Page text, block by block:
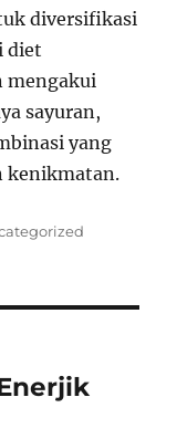
diversifikasi
diet
mengakui
sayuran,
yang
kenikmatan.